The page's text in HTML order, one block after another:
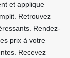
et applique
Retrouvez
Rendez-
prix à votre
Recevez